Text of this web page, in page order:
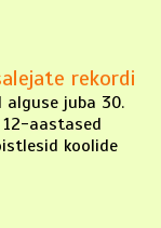
rekordi
alguse juba 30.
aastased
koolide